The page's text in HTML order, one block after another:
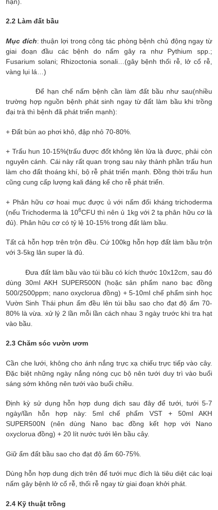
2.2 Làm đất bầu
Mục đích: thuận lợi trong công tác phòng bệnh chủ động ngay từ
giai đoạn đầu các bệnh do nấm gây ra như Pythium spp.;
Fusarium solani; Rhizoctonia sonali…(gây bệnh thối rễ, lở cổ rễ,
vàng lụi lá…)
Để hạn chế nấm bệnh cần làm đất bầu như sau(nhiều
trường hợp nguồn bệnh phát sinh ngay từ đất làm bầu khi trồng
đại trà thì bệnh đã phát triển mạnh):
+ Đất bùn ao phơi khô, đập nhỏ 70-80%.
+ Trấu hun 10-15%(trấu được đốt không lên lửa là được, phải còn
nguyên cánh. Cái này rất quan trọng sau này thành phần trấu hun
làm cho đất thoáng khí, bộ rễ phát triển mạnh. Đồng thời trấu hun
cũng cung cấp lượng kali đáng kể cho rễ phát triển.
+ Phân hữu cơ hoai mục được ủ với nấm đối kháng trichoderma
(nếu Trichoderma là 106CFU thì nên ủ 1kg với 2 tạ phân hữu cơ là
đủ). Phân hữu cơ có tỷ lệ 10-15% trong đất làm bầu.
Tất cả hỗn hợp trên trộn đều. Cứ 100kg hỗn hợp đất làm bầu trộn
với 3-5kg lân super là đủ.
Đưa đất làm bầu vào túi bầu có kích thước 10x12cm, sau đó
dùng 30ml AKH SUPER500N (hoặc sản phẩm nano bạc đồng
500/2500ppm; nano oxyclorua đồng) + 5-10ml chế phẩm sinh học
Vườn Sinh Thái phun ẩm đều lên túi bầu sao cho đạt độ ẩm 70-
80% là vừa. xử lý 2 lần mỗi lần cách nhau 3 ngày trước khi tra hạt
vào bầu.
2.3 Chăm sóc vườn ươm
Cần che lưới, không cho ánh nắng trực xạ chiếu trực tiếp vào cây.
Đặc biệt những ngày nắng nóng cục bộ nên tưới duy trì vào buổi
sáng sớm không nên tưới vào buổi chiều.
Định kỳ sử dụng hỗn hợp dung dịch sau đây để tưới, tưới 5-7
ngày/lần hỗn hợp này: 5ml chế phẩm VST + 50ml AKH
SUPER500N (nên dùng Nano bạc đồng kết hợp với Nano
oxyclorua đồng) + 20 lít nước tưới lên bầu cây.
Giữ ẩm đất bầu sao cho đạt độ ẩm 60-75%.
Dùng hỗn hợp dung dịch trên để tưới mục đích là tiêu diệt các loại
nấm gây bệnh lở cổ rễ, thối rễ ngay từ giai đoạn khởi phát.
2.4 Kỹ thuật trồng